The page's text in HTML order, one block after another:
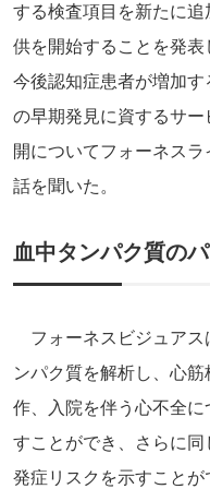
する検査項目を新たに
供を開始することを発表
今後認知症患者が増加
の早期発見に資するサ
開についてフォーネス
話を聞いた。
血中タンパク質の
フォーネスビジュアス
ンパク質を解析し、心
作、入院を伴う心不全
すことができ、さらに
発症リスクを示すこと